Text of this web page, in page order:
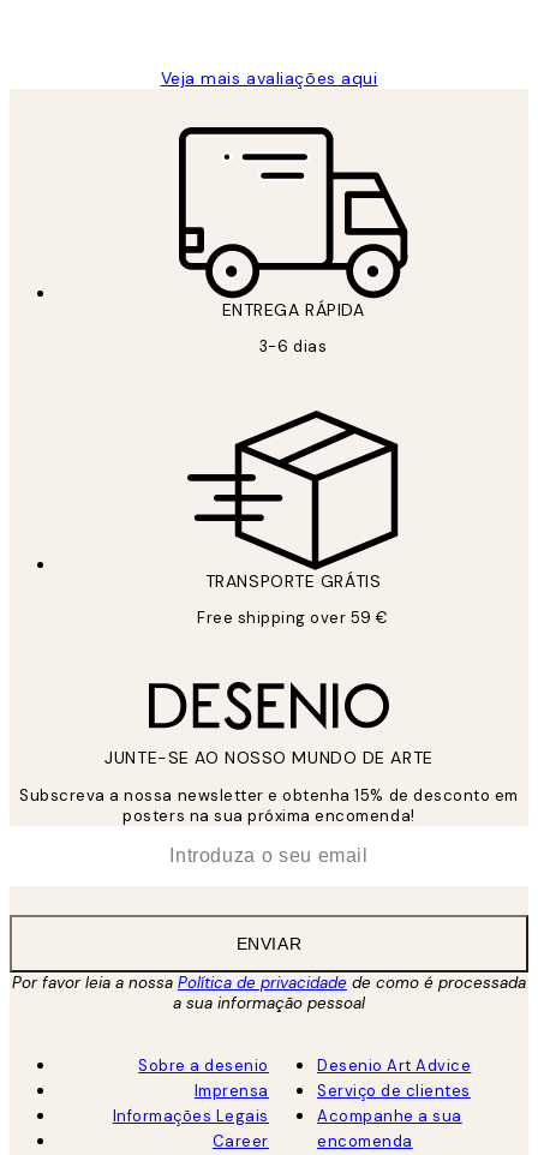
Veja mais avaliações aqui
ENTREGA RÁPIDA
3-6 dias
TRANSPORTE GRÁTIS
Free shipping over 59 €
JUNTE-SE AO NOSSO MUNDO DE ARTE
Subscreva a nossa newsletter e obtenha 15% de desconto em
posters na sua próxima encomenda!
ENVIAR
Por favor leia a nossa Política de privacidade de como é processada
a sua informação pessoal
Sobre a desenio
Imprensa
Informações Legais
Career
Desenio Art Advice
Serviço de clientes
Acompanhe a sua
encomenda